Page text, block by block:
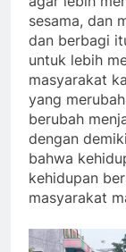
sesama, dan
dan berbagi
untuk lebih
masyarakat
yang
berubah
dengan
bahwa
kehidupan
masyarakat